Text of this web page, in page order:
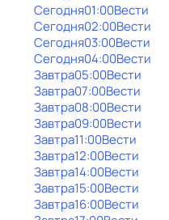
Сегодня01:00Вести
Сегодня02:00Вести
Сегодня03:00Вести
Сегодня04:00Вести
Завтра05:00Вести
Завтра07:00Вести
Завтра08:00Вести
Завтра09:00Вести
Завтра11:00Вести
Завтра12:00Вести
Завтра14:00Вести
Завтра15:00Вести
Завтра16:00Вести